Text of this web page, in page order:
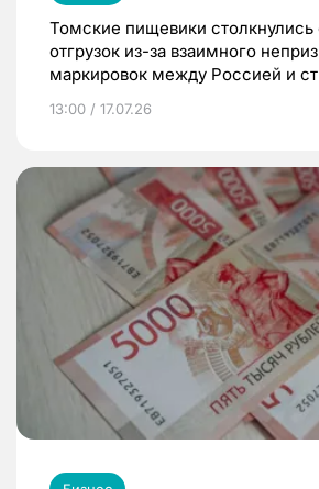
Томские пищевики столкнулись
отгрузок из-за взаимного
маркировок между Россией и
13:00 / 17.07.26